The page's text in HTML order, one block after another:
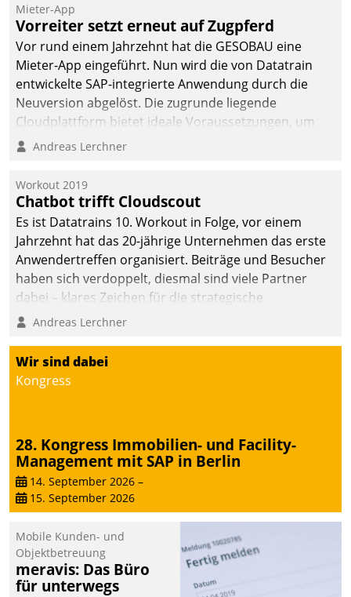
Quartier. Dazwischen
zeigte Datatrain, was es
Neues zu bieten hat.
Mieter-App
Vorreiter setzt erneut auf Zugpferd
Vor rund einem Jahrzehnt hat die GESOBAU eine
Mieter-App eingeführt. Nun wird die von Datatrain
entwickelte SAP-integrierte Anwendung durch die
Neuversion abgelöst. Die zugrunde liegende
Cloudplattform bietet ideale Voraussetzungen, um
die Funktionalität der App zu erweitern und weitere
integrieren.
Andreas Lerchner
Workout 2019
Chatbot trifft Cloudscout
Es ist Datatrains 10. Workout in Folge, vor einem
Jahrzehnt hat das 20-jährige Unternehmen das erste
Anwendertreffen organisiert. Beiträge und Besucher
haben sich verdoppelt, diesmal sind viele Partner
dabei – klares Zeichen für die strategische
Fokussierung auf den Kunden.
Andreas Lerchner
Wir sind dabei
Kongress
28. Kongress Immobilien- und Facility-
Management mit SAP in Berlin
14. September 2026 –
15. September 2026
Mobile Kunden- und
Objektbetreuung
meravis: Das Büro
für unterwegs